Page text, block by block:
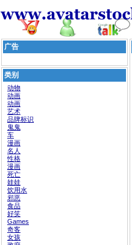
广告
类别
动物
动画
动画
艺术
品牌标识
鬼鬼
车
漫画
名人
性格
漫画
死亡
娃娃
饮用水
邪恶
食品
好笑
Games
奇客
女孩